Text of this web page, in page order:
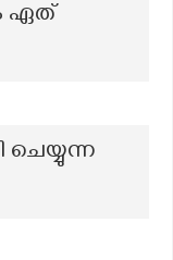
ഏത്
ചെയ്യുന്ന